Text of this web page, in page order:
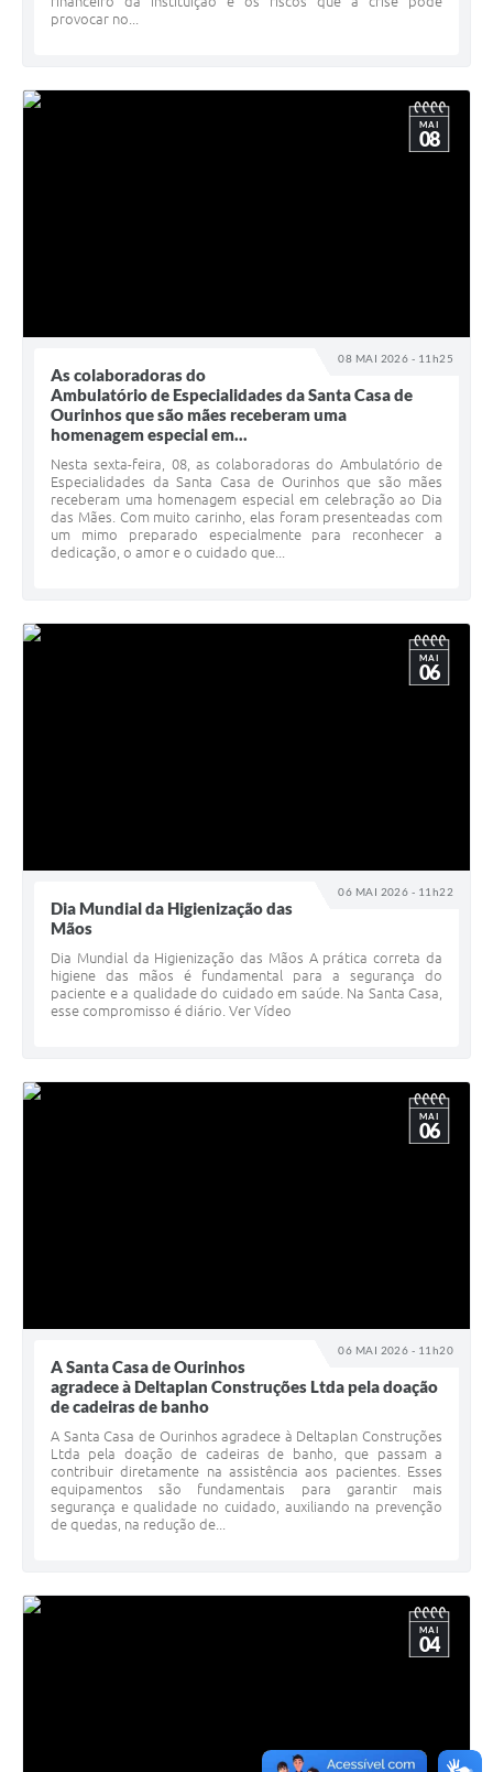
provocar no...
08 MAI 2026 - 11h25
MAI
08
As colaboradoras do
Ambulatório de Especialidades da Santa Casa de
Ourinhos que são mães receberam uma
homenagem especial em...
Nesta sexta-feira, 08, as colaboradoras do Ambulatório de
Especialidades da Santa Casa de Ourinhos que são mães
receberam uma homenagem especial em celebração ao Dia
das Mães. Com muito carinho, elas foram presenteadas com
um mimo preparado especialmente para reconhecer a
dedicação, o amor e o cuidado que...
06 MAI 2026 - 11h22
MAI
06
Dia Mundial da Higienização das
Mãos
Dia Mundial da Higienização das Mãos A prática correta da
higiene das mãos é fundamental para a segurança do
paciente e a qualidade do cuidado em saúde. Na Santa Casa,
esse compromisso é diário. Ver Vídeo
06 MAI 2026 - 11h20
MAI
06
A Santa Casa de Ourinhos
agradece à Deltaplan Construções Ltda pela doação
de cadeiras de banho
A Santa Casa de Ourinhos agradece à Deltaplan Construções
Ltda pela doação de cadeiras de banho, que passam a
contribuir diretamente na assistência aos pacientes. Esses
equipamentos são fundamentais para garantir mais
segurança e qualidade no cuidado, auxiliando na prevenção
de quedas, na redução de...
MAI
04